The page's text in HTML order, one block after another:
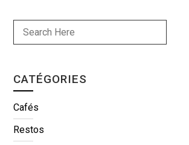
CATÉGORIES
Cafés
Restos